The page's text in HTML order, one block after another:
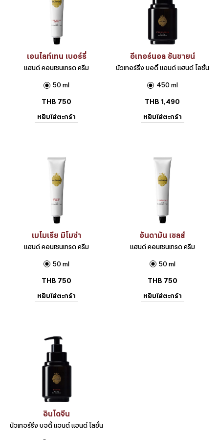
เอนไลท์เทน เบอร์รี่
แฮนด์ คอนเซนเทรด ครีม
50 ml
THB 750
หยิบใส่ตะกร้า
อีเทอร์นอล ซันชายน์
นัวเทอร์ริ่ง บอดี้ แอนด์ แฮนด์ โลชั่น
450 ml
THB 1,490
หยิบใส่ตะกร้า
เมโมเรีย มิโมซ่า
แฮนด์ คอนเซนเทรด ครีม
50 ml
THB 750
หยิบใส่ตะกร้า
อันดามัน เซลส์
แฮนด์ คอนเซนเทรด ครีม
50 ml
THB 750
หยิบใส่ตะกร้า
อินโดจีน
นัวเทอร์ริ่ง บอดี้ แอนด์ แฮนด์ โลชั่น